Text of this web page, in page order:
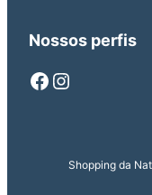
Nossos perfis
Facebook Instagram
Shopping da